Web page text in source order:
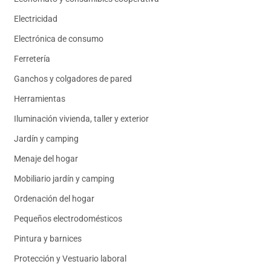
Electricidad
Electrónica de consumo
Ferretería
Ganchos y colgadores de pared
Herramientas
Iluminación vivienda, taller y exterior
Jardín y camping
Menaje del hogar
Mobiliario jardín y camping
Ordenación del hogar
Pequeños electrodomésticos
Pintura y barnices
Protección y Vestuario laboral